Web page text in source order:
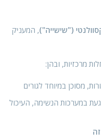
("שישייה"), המעניק
מרכזיות, ובהן:
מסוכן במיוחד לגורים
במערכות הנשימה, העיכול